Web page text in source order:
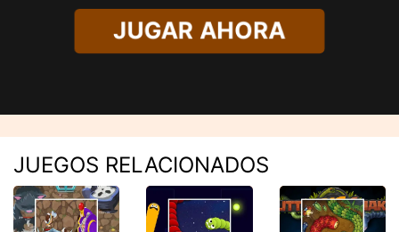
JUGAR AHORA
JUEGOS RELACIONADOS